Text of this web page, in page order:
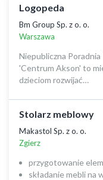
Logopeda
Bm Group Sp. z o. o.
Warszawa
Niepubliczna
'Centrum Akson' to
dzieciom rozwijać…
Stolarz meblowy
Makastol Sp. z o. o.
Zgierz
przygotowanie
składanie mebli na